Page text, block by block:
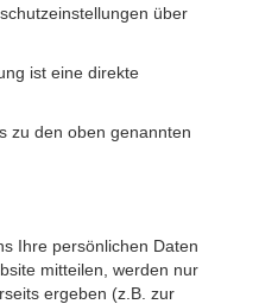
über
ist eine direkte
zu den oben genannten
Ihre persönlichen Daten
mitteilen, werden nur
ergeben (z.B. zur